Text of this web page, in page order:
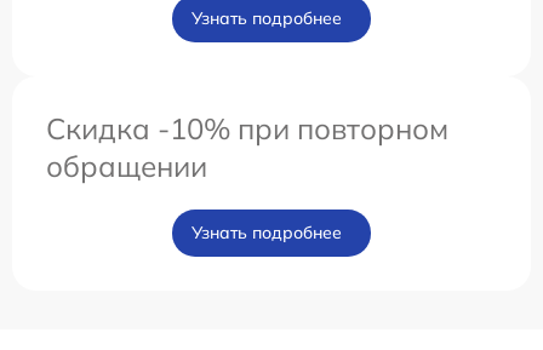
Узнать подробнее
Скидка -10% при повторном
обращении
Узнать подробнее